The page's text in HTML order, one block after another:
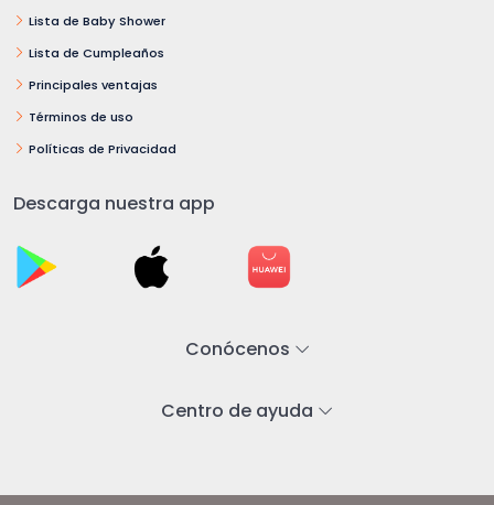
Lista de Baby Shower
Lista de Cumpleaños
Principales ventajas
Términos de uso
Políticas de Privacidad
Descarga nuestra app
Conócenos
Centro de ayuda